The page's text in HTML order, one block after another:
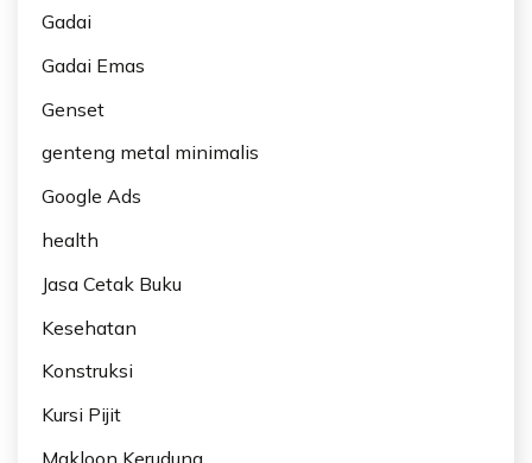
Gadai
Gadai Emas
Genset
genteng metal minimalis
Google Ads
health
Jasa Cetak Buku
Kesehatan
Konstruksi
Kursi Pijit
Makloon Kerudung